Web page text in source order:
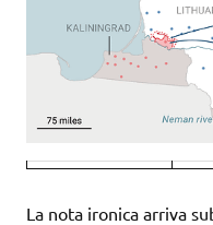
La nota ironica arriva